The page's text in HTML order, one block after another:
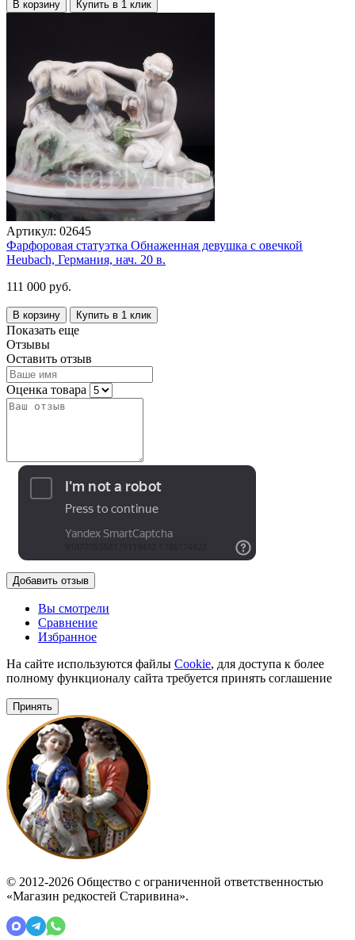
В корзину Купить в 1 клик
Артикул: 02645
Фарфоровая статуэтка Обнаженная девушка с овечкой
Heubach, Германия, нач. 20 в.
111 000 руб.
В корзину Купить в 1 клик
Показать еще
Отзывы
Оставить отзыв
Оценка товара
Добавить отзыв
Вы смотрели
Сравнение
Избранное
На сайте используются файлы Cookie, для доступа к более
полному функционалу сайта требуется принять соглашение
Принять
© 2012-2026 Общество с ограниченной ответственностью
«Магазин редкостей Старивина».